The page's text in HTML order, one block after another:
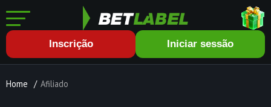
Inscrição Iniciar sessão
Home / Afiliado